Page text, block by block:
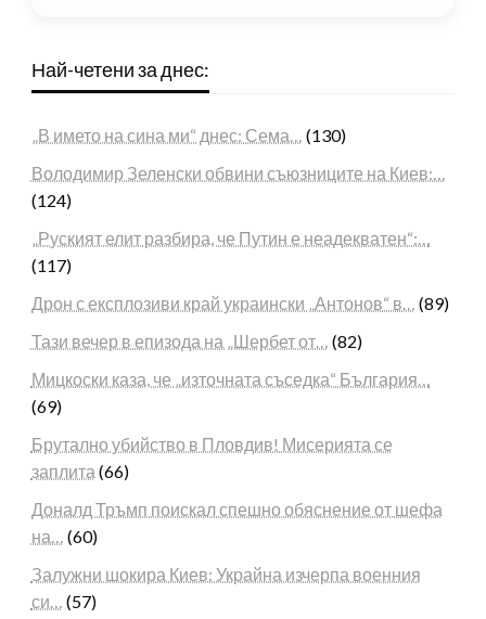
Най-четени за днес:
„В името на сина ми“ днес: Сема…
(130)
Володимир Зеленски обвини съюзниците на Киев:…
(124)
„Руският елит разбира, че Путин е неадекватен“:…
(117)
Дрон с експлозиви край украински „Антонов“ в…
(89)
Тази вечер в епизода на „Шербет от…
(82)
Мицкоски каза, че „източната съседка“ България…
(69)
Брутално убийство в Пловдив! Мисерията се
заплита (66)
Доналд Тръмп поискал спешно обяснение от шефа
на…
(60)
Залужни шокира Киев: Украйна изчерпа военния
си…
(57)